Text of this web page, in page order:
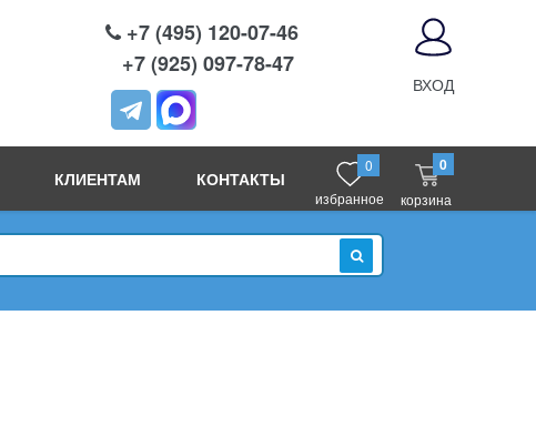
+7 (495) 120-07-46
+7 (925) 097-78-47
ВХОД
КЛИЕНТАМ КОНТАКТЫ
0
избранное
0
корзина
ИСКАТЬ